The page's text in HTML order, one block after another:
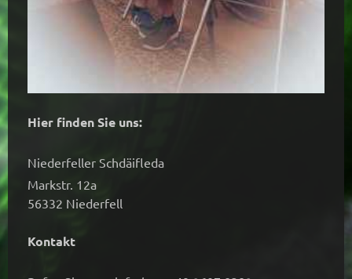
Hier finden Sie uns:
Niederfeller Schdäifleda
Markstr. 12a
56332 Niederfell
Kontakt